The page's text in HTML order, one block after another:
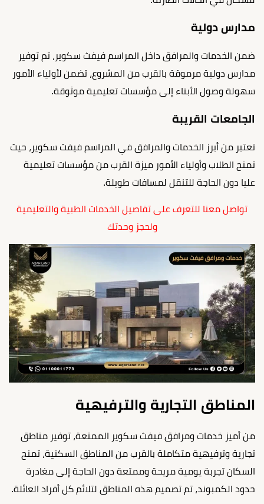
مدارس دولية
ضمن الخدمات والمرافق داخل المراسم فيفث سكوير، تم توفير
مدارس دولية مرموقة بالقرب من المشروع، تضمن لأولياء الأمور
سهولة وصول الأبناء إلى مؤسسات تعليمية موثوقة.
الجامعات القريبة
تعتبر من أبرز الخدمات والمرافق في المراسم فيفث سكوير، حيث
تمنح الطلاب وأولياء الأمور ميزة القرب من مؤسسات تعليمية
عليا دون الحاجة للتنقل لمسافات طويلة.
تواصل معنا للتعرف على تفاصيل الخدمات الطبية والتعليمية
ولحجز وحدتك
المناطق التجارية والترفيهية
من أميز خدمات ومرافق فيفث سكوير الممتعة، توفير مناطق
تجارية وترفيهية متكاملة بالقرب من المناطق السكنية، تمنح
السكان تجربة يومية مريحة وممتعة دون الحاجة إلى مغادرة
حدود الكمبوند، تم تصميم هذه المناطق لتلائم كل أفراد العائلة.